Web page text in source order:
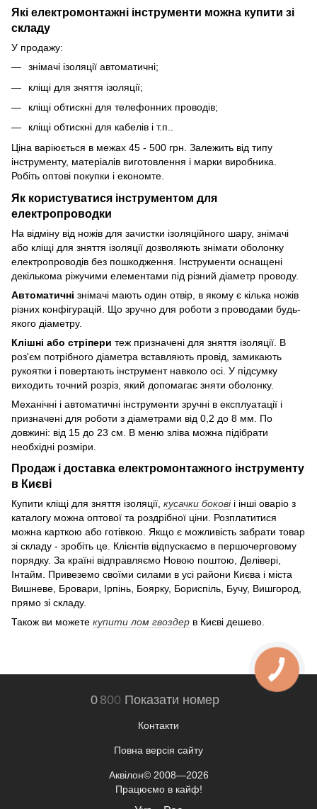
Які електромонтажні інструменти можна купити зі
складу
У продажу:
знімачі ізоляції автоматичні;
кліщі для зняття ізоляції;
кліщі обтискні для телефонних проводів;
кліщі обтискні для кабелів і т.п..
Ціна варіюється в межах 45 - 500 грн. Залежить від типу
інструменту, матеріалів виготовлення і марки виробника.
Робіть оптові покупки і економте.
Як користуватися інструментом для
електропроводки
На відміну від ножів для зачистки ізоляційного шару, знімачі
або кліщі для зняття ізоляції дозволяють знімати оболонку
електропроводів без пошкодження. Інструменти оснащені
декількома ріжучими елементами під різний діаметр проводу.
Автоматичні знімачі мають один отвір, в якому є кілька ножів
різних конфігурацій. Що зручно для роботи з проводами будь-
якого діаметру.
Клішні або стріпери теж призначені для зняття ізоляції. В
роз'єм потрібного діаметра вставляють провід, замикають
рукоятки і повертають інструмент навколо осі. У підсумку
виходить точний розріз, який допомагає зняти оболонку.
Механічні і автоматичні інструменти зручні в експлуатації і
призначені для роботи з діаметрами від 0,2 до 8 мм. По
довжині: від 15 до 23 см. В меню зліва можна підібрати
необхідні розміри.
Продаж і доставка електромонтажного інструменту
в Києві
Купити кліщі для зняття ізоляції, кусачки боковіі інші оваріо з
каталогу можна оптової та роздрібної ціни. Розплатитися
можна карткою або готівкою. Якщо є можливість забрати товар
зі складу - зробіть це. Клієнтів відпускаємо в першочерговому
порядку. За країні відправляємо Новою поштою, Делівері,
Інтайм. Привеземо своїми силами в усі райони Києва і міста
Вишневе, Бровари, Ірпінь, Боярку, Бориспіль, Бучу, Вишгород,
прямо зі складу.
Також ви можете купити лом гвоздер в Києві дешево.
0 800 Показати номер
Контакти
Повна версія сайту
Аквілон© 2008—2026
Працюємо в кайф!